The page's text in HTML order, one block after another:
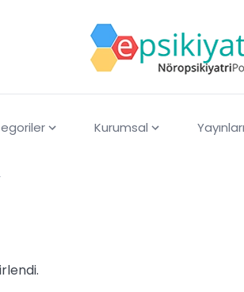
Kurumsal